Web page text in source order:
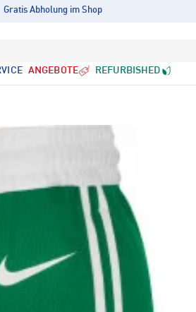
Gratis Abholung im Shop
ANGEBOTE REFURBISHED